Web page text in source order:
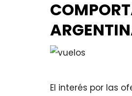
El interés por las